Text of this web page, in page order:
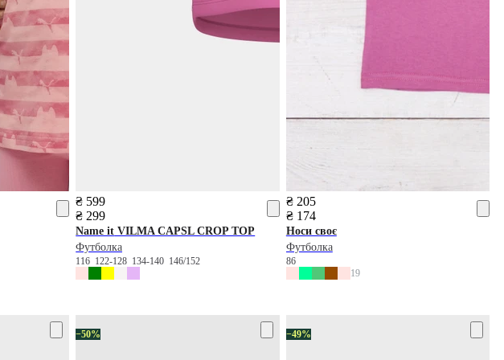
₴ 599
₴ 299
Name it VILMA CAPSL CROP TOP
Футболка
116 122-128 134-140 146/152
₴ 205
₴ 174
Носи своє
Футболка
86
19
−50% −49%